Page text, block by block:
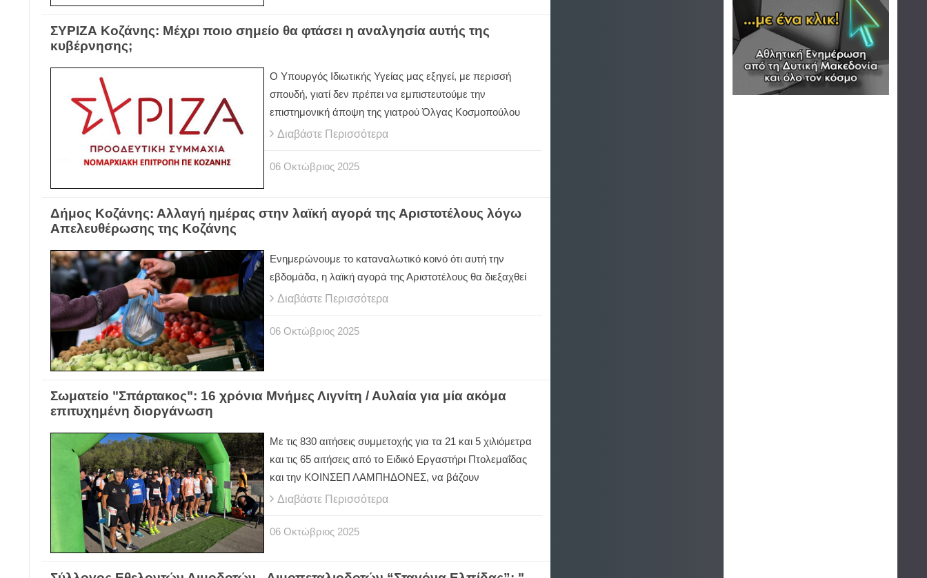
ΣΥΡΙΖΑ Κοζάνης: Μέχρι ποιο σημείο θα φτάσει η αναλγησία αυτής της
κυβέρνησης;
Ο Υπουργός Ιδιωτικής Υγείας μας εξηγεί, με περισσή
σπουδή, γιατί δεν πρέπει να εμπιστευτούμε την
επιστημονική άποψη της γιατρού Όλγας Κοσμοπούλου
Διαβάστε Περισσότερα
06 Οκτώβριος 2025
Δήμος Κοζάνης: Αλλαγή ημέρας στην λαϊκή αγορά της Αριστοτέλους λόγω
Απελευθέρωσης της Κοζάνης
Ενημερώνουμε το καταναλωτικό κοινό ότι αυτή την
εβδομάδα, η λαϊκή αγορά της Αριστοτέλους θα διεξαχθεί
Διαβάστε Περισσότερα
06 Οκτώβριος 2025
Σωματείο "Σπάρτακος": 16 χρόνια Μνήμες Λιγνίτη / Αυλαία για μία ακόμα
επιτυχημένη διοργάνωση
Με τις 830 αιτήσεις συμμετοχής για τα 21 και 5 χιλιόμετρα
και τις 65 αιτήσεις από το Ειδικό Εργαστήρι Πτολεμαΐδας
και την ΚΟΙΝΣΕΠ ΛΑΜΠΗΔΟΝΕΣ, να βάζουν
Διαβάστε Περισσότερα
06 Οκτώβριος 2025